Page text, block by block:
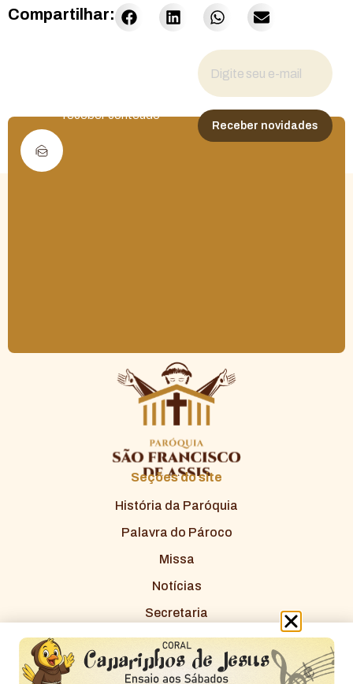
Compartilhar:
receber conteúdo
Seções do site
História da Paróquia
Palavra do Pároco
Missa
Notícias
Secretaria
Redes Sociais